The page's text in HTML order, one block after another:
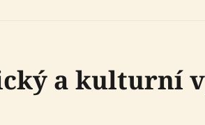
a kulturní